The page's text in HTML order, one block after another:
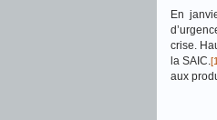
En
crise.
la SAIC.
aux